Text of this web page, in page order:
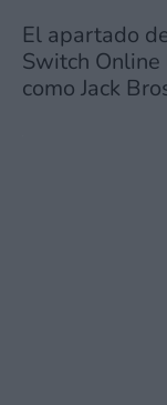
El apartado
Switch
como Jack